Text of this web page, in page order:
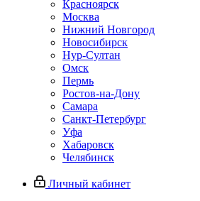
Красноярск
Москва
Нижний Новгород
Новосибирск
Нур-Султан
Омск
Пермь
Ростов-на-Дону
Самара
Санкт-Петербург
Уфа
Хабаровск
Челябинск
Личный кабинет